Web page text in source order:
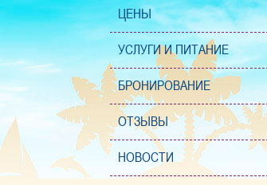
ЦЕНЫ
УСЛУГИ И ПИТАНИЕ
БРОНИРОВАНИЕ
ОТЗЫВЫ
НОВОСТИ